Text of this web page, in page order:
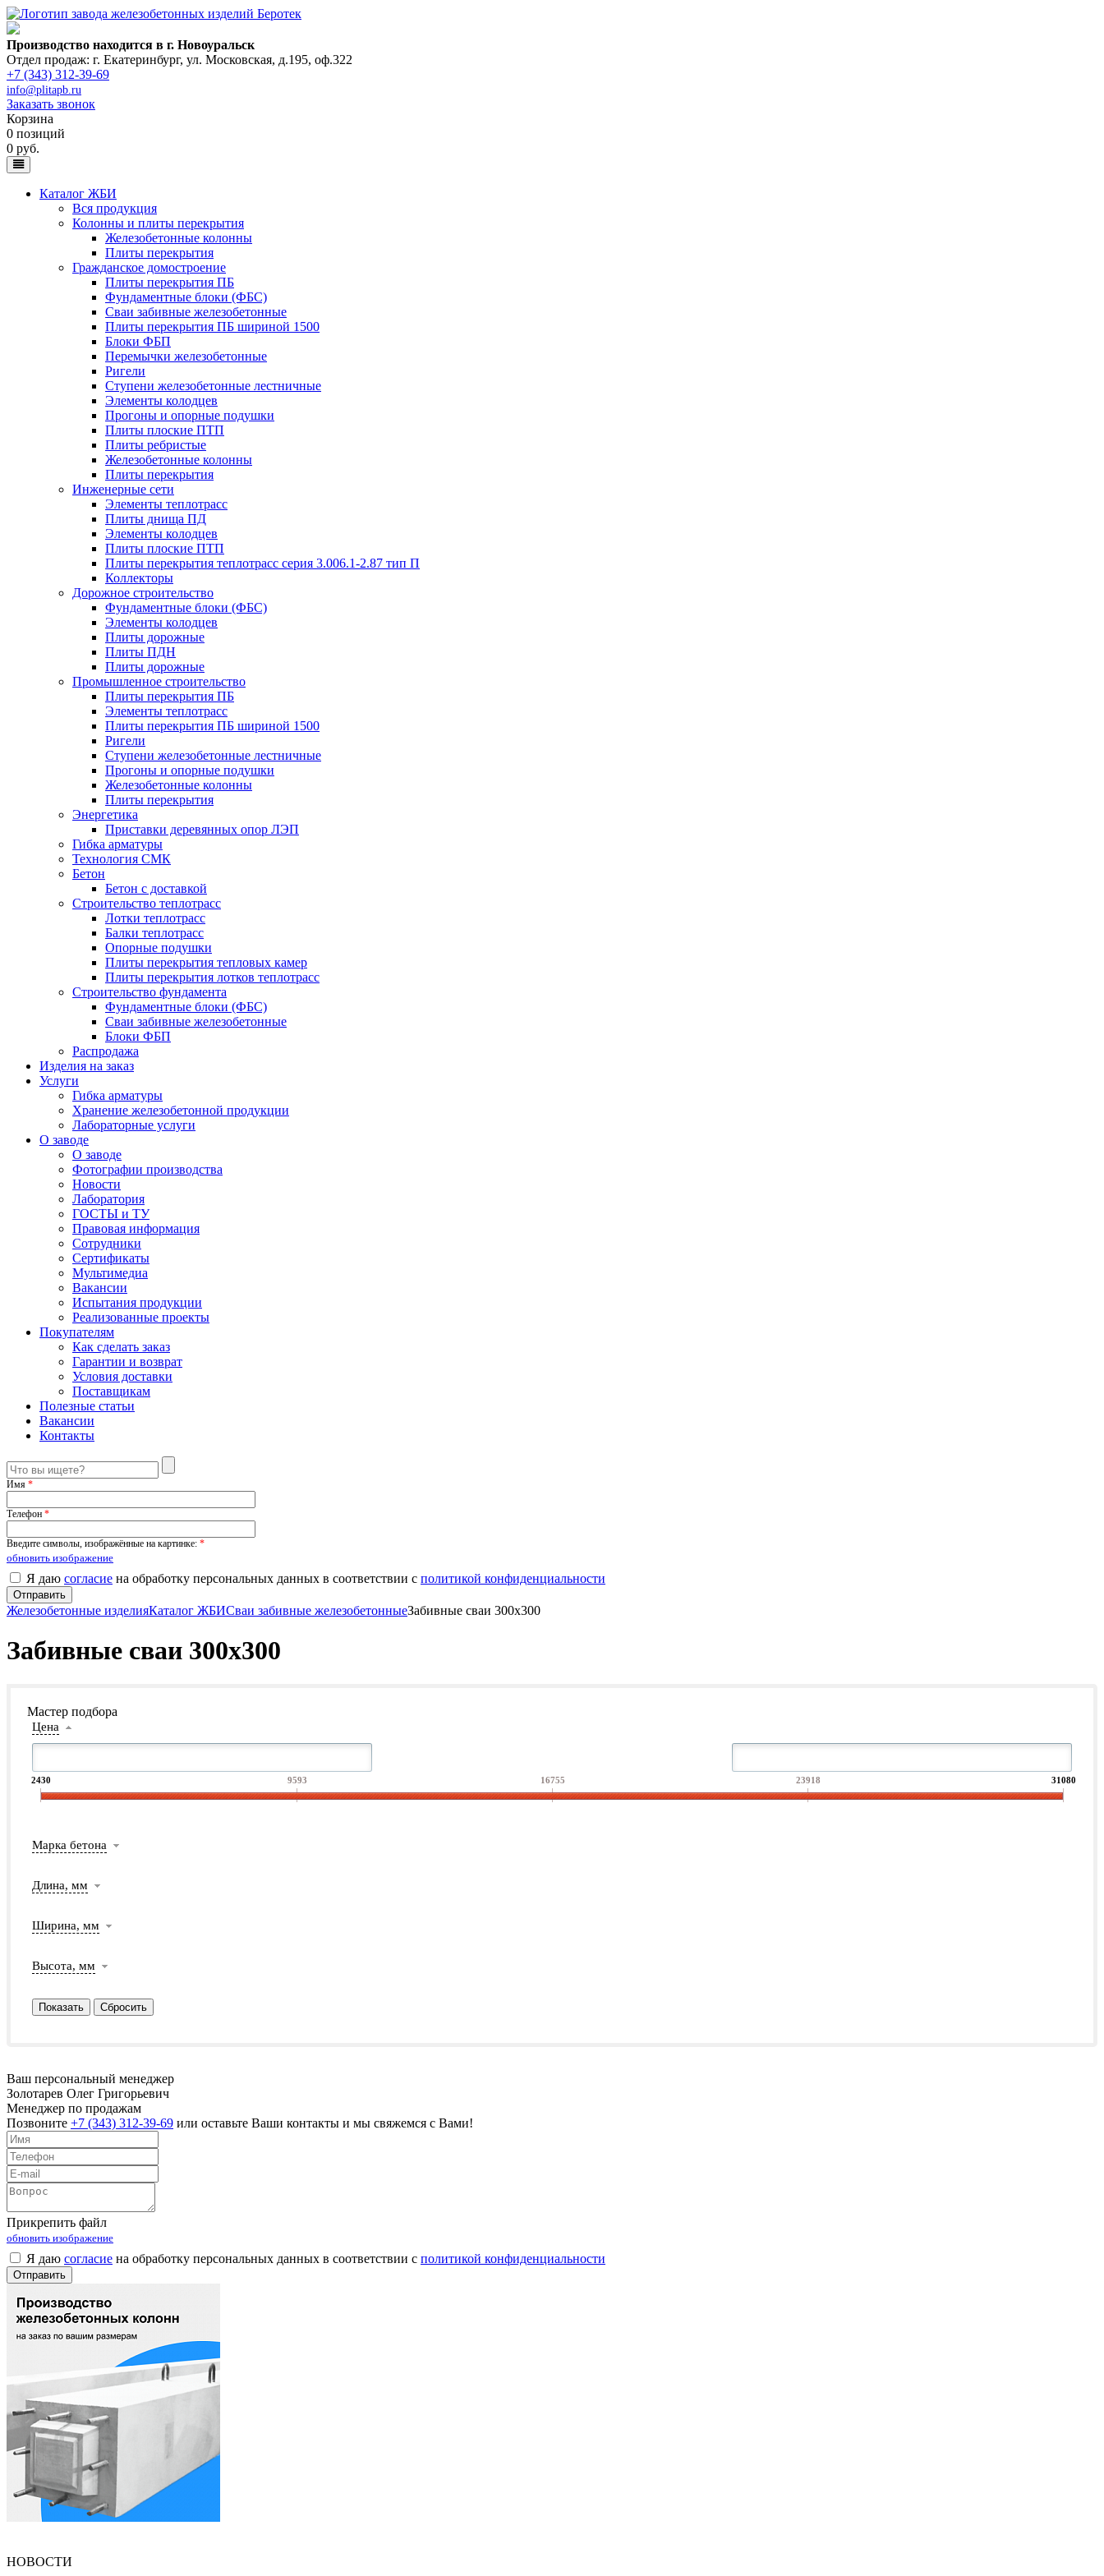
Производство находится в г. Новоуральск
Отдел продаж: г. Екатеринбург, ул. Московская, д.195, оф.322
+7 (343) 312-39-69
info@plitapb.ru
Заказать звонок
Корзина
0 позиций
0 руб.
Каталог ЖБИ
Вся продукция
Колонны и плиты перекрытия
Железобетонные колонны
Плиты перекрытия
Гражданское домостроение
Плиты перекрытия ПБ
Фундаментные блоки (ФБС)
Сваи забивные железобетонные
Плиты перекрытия ПБ шириной 1500
Блоки ФБП
Перемычки железобетонные
Ригели
Ступени железобетонные лестничные
Элементы колодцев
Прогоны и опорные подушки
Плиты плоские ПТП
Плиты ребристые
Железобетонные колонны
Плиты перекрытия
Инженерные сети
Элементы теплотрасс
Плиты днища ПД
Элементы колодцев
Плиты плоские ПТП
Плиты перекрытия теплотрасс серия 3.006.1-2.87 тип П
Коллекторы
Дорожное строительство
Фундаментные блоки (ФБС)
Элементы колодцев
Плиты дорожные
Плиты ПДН
Плиты дорожные
Промышленное строительство
Плиты перекрытия ПБ
Элементы теплотрасс
Плиты перекрытия ПБ шириной 1500
Ригели
Ступени железобетонные лестничные
Прогоны и опорные подушки
Железобетонные колонны
Плиты перекрытия
Энергетика
Приставки деревянных опор ЛЭП
Гибка арматуры
Технология СМК
Бетон
Бетон с доставкой
Строительство теплотрасс
Лотки теплотрасс
Балки теплотрасс
Опорные подушки
Плиты перекрытия тепловых камер
Плиты перекрытия лотков теплотрасс
Строительство фундамента
Фундаментные блоки (ФБС)
Сваи забивные железобетонные
Блоки ФБП
Распродажа
Изделия на заказ
Услуги
Гибка арматуры
Хранение железобетонной продукции
Лабораторные услуги
О заводе
О заводе
Фотографии производства
Новости
Лаборатория
ГОСТЫ и ТУ
Правовая информация
Сотрудники
Сертификаты
Мультимедиа
Вакансии
Испытания продукции
Реализованные проекты
Покупателям
Как сделать заказ
Гарантии и возврат
Условия доставки
Поставщикам
Полезные статьи
Вакансии
Контакты
Имя *
Телефон *
Введите символы, изображённые на картинке: *
обновить изображение
Я даю согласие на обработку персональных данных в соответствии с политикой конфиденциальности
Железобетонные изделияКаталог ЖБИСваи забивные железобетонныеЗабивные сваи 300х300
Забивные сваи 300х300
Мастер подбора
Цена
2430 9593 16755 23918 31080
Марка бетона
Длина, мм
Ширина, мм
Высота, мм
Ваш персональный менеджер
Золотарев Олег Григорьевич
Менеджер по продажам
Позвоните +7 (343) 312-39-69 или оставьте Ваши контакты и мы свяжемся с Вами!
Прикрепить файл
обновить изображение
Я даю согласие на обработку персональных данных в соответствии с политикой конфиденциальности
НОВОСТИ